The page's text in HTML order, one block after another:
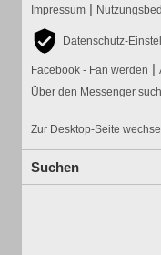
Impressum |
Datenschutz-
Facebook - Fan werden |
Über den Messenger
Zur Desktop-Seite
Suchen